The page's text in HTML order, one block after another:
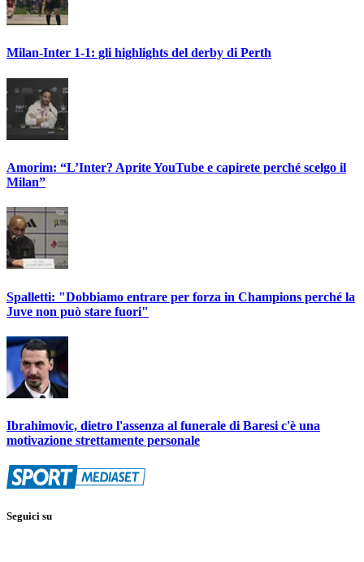
Milan-Inter 1-1: gli highlights del derby di Perth
Amorim: “L’Inter? Aprite YouTube e capirete perché scelgo il
Milan”
Spalletti: "Dobbiamo entrare per forza in Champions perché la
Juve non può stare fuori"
Ibrahimovic, dietro l'assenza al funerale di Baresi c'è una
motivazione strettamente personale
Seguici su